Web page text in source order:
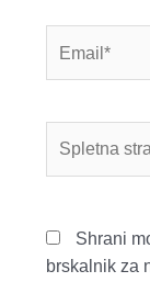
stran
Shrani
brskalnik za